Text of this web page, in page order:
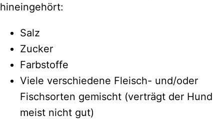
hineingehört:
Salz
Zucker
Farbstoffe
Viele verschiedene Fleisch- und/oder
Fischsorten gemischt (verträgt der Hund
meist nicht gut)